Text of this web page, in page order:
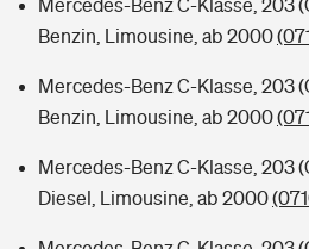
Mercedes-Benz C-Klasse, 203
Benzin, Limousine, ab 2000
Mercedes-Benz C-Klasse, 203
Benzin, Limousine, ab 2000
Mercedes-Benz C-Klasse, 203
Diesel, Limousine, ab 2000